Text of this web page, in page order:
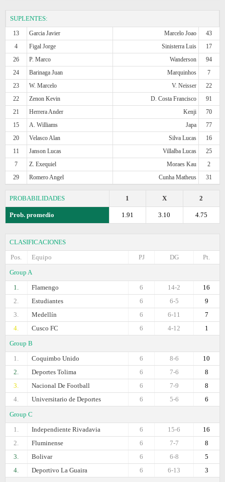
SUPLENTES:
13 Garcia Javier Marcelo Joao
43
4
Figal Jorge Sinisterra Luis
17
26
P. Marco Wanderson
94
24
Barinaga Juan Marquinhos
7
23
W. Marcelo V. Neisser
22
22
Zenon Kevin D. Costa Francisco
91
21
Herrera Ander Kenji
70
15
A. Williams Japa
77
20
Velasco Alan Silva Lucas
16
11
Janson Lucas Villalba Lucas
25
7
Z. Exequiel Moraes Kau
2
29
Romero Angel Cunha Matheus 31
PROBABILIDADES 2
X
1
Prob. promedio 4.75
3.10
1.91
CLASIFICACIONES
Pos.
Equipo Pt.
DG
PJ
Group A
1.
Flamengo 16
14-2
6
2.
Estudiantes 9
6-5
6
3.
Medellín 7
6-11
6
4.
Cusco FC 1
4-12
6
Group B
1.
Coquimbo Unido 10
8-6
6
2.
Deportes Tolima 8
7-6
6
3.
Nacional De Football 8
7-9
6
4.
Universitario de Deportes 6
5-6
6
Group C
1.
Independiente Rivadavia 16
15-6
6
2.
Fluminense 8
7-7
6
3.
Bolivar 5
6-8
6
4.
Deportivo La Guaira 3
6-13
6